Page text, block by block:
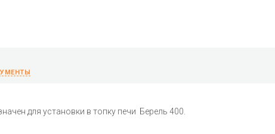
для установки в топку печи Берель 400.